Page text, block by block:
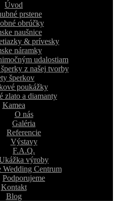
Úvod
prstene
obrúčky
naušnice
& prívesky
náramky
udalostiam
z našej tvorby
šperkov
poukážky
zlato a diamanty
Kamea
O nás
Galéria
Referencie
Výstavy
F.A.Q.
výroby
Wedding Centrum
Podporujeme
Kontakt
Blog